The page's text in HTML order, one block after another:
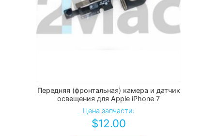
Передняя (фронтальная) камера и датчик
освещения для Apple iPhone 7
Цена запчасти:
$12.00